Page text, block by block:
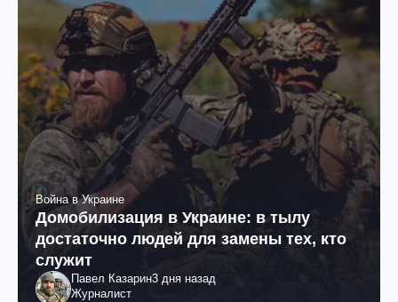
Война в Украине
Домобилизация в Украине: в тылу
достаточно людей для замены тех, кто
служит
Павел Казарин3 дня назад
Журналист